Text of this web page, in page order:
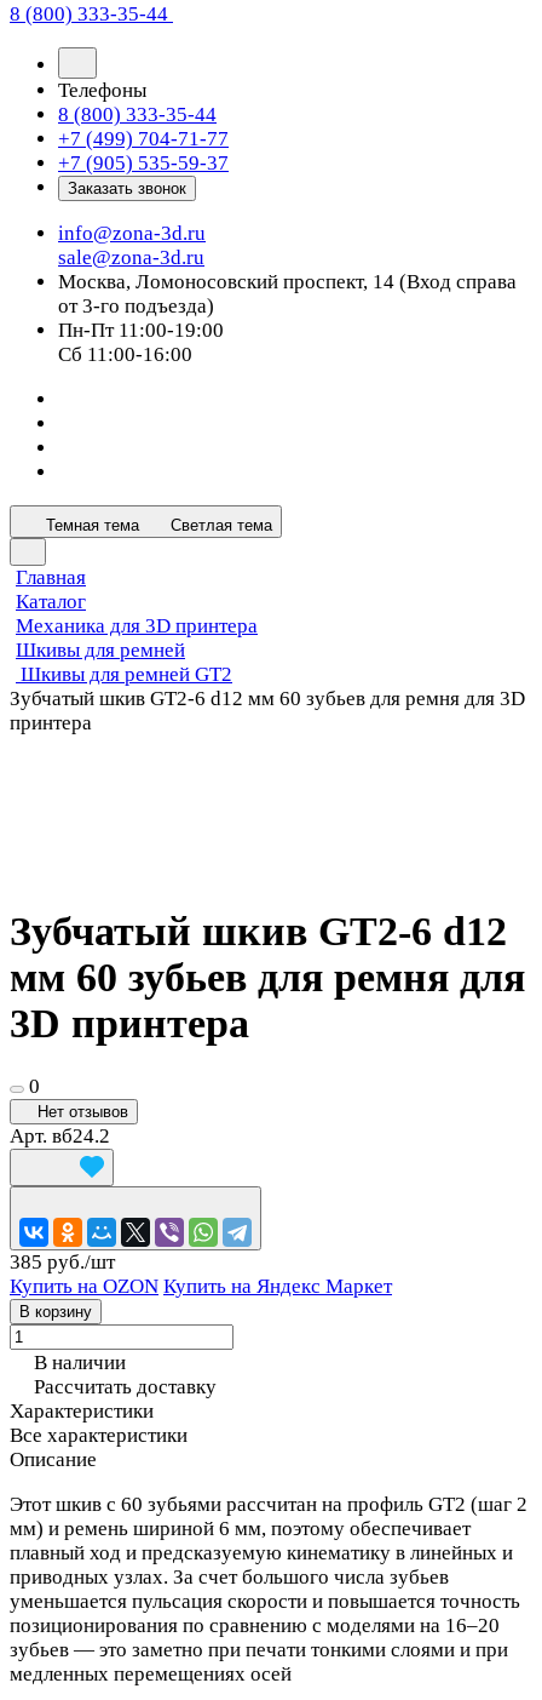
8 (800) 333-35-44
Телефоны
8 (800) 333-35-44
+7 (499) 704-71-77
+7 (905) 535-59-37
Заказать звонок
info@zona-3d.ru
sale@zona-3d.ru
Москва, Ломоносовский проспект, 14 (Вход справа
от 3-го подъезда)
Пн-Пт 11:00-19:00
Сб 11:00-16:00
Темная тема Светлая тема
Главная
Каталог
Механика для 3D принтера
Шкивы для ремней
Шкивы для ремней GT2
Зубчатый шкив GT2-6 d12 мм 60 зубьев для ремня для 3D
принтера
Зубчатый шкив GT2-6 d12
мм 60 зубьев для ремня для
3D принтера
0
Нет отзывов
Арт. вб24.2
385 руб./шт
Купить на OZON Купить на Яндекс Маркет
В корзину
В наличии
Рассчитать доставку
Характеристики
Все характеристики
Описание
Этот шкив с 60 зубьями рассчитан на профиль GT2 (шаг 2
мм) и ремень шириной 6 мм, поэтому обеспечивает
плавный ход и предсказуемую кинематику в линейных и
приводных узлах. За счет большого числа зубьев
уменьшается пульсация скорости и повышается точность
позиционирования по сравнению с моделями на 16–20
зубьев — это заметно при печати тонкими слоями и при
медленных перемещениях осей